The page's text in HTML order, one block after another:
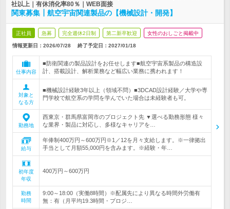
社以上｜有休消化率80％｜WEB面接
関東募集┃航空宇宙関連製品の【機械設計・開発】
正社員 急募 完全週休2日制 第二新卒歓迎 女性のおしごと掲載中
情報更新日：2026/07/28 終了予定日： 2027/01/18
仕事内容
■防衛関連の製品設計をお任せします■航空宇宙系製品の構造設
計、搭載設計、解析業務など幅広い業務に携われます！
対象と
なる方
■機械設計経験3年以上（領域不問）■3DCAD設計経験／大学や専
門学校で航空系の学問を学んでいた場合は未経験者も可。
勤務地
西東京・群馬県富岡市のプロジェクト先 ▼選べる勤務形態 様々
な業界・製品に対応し、多様なキャリアを…
給与
年俸制400万円～600万円※1／12を月々支給します。※一律拠出
手当として月額55,000円を含みます。※経験・年…
初年度
年収
400万円～600万円
勤務
時間
9:00～18:00（実働8時間）※配属先により異なる時間外労働有
無：有（月平均19.3時間・プロジ…